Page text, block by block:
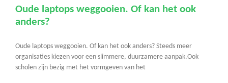
Oude laptops weggooien. Of kan het ook
anders?
Oude laptops weggooien. Of kan het ook anders? Steeds meer
organisaties kiezen voor een slimmere, duurzamere aanpak.Ook
scholen zijn bezig met het vormgeven van het